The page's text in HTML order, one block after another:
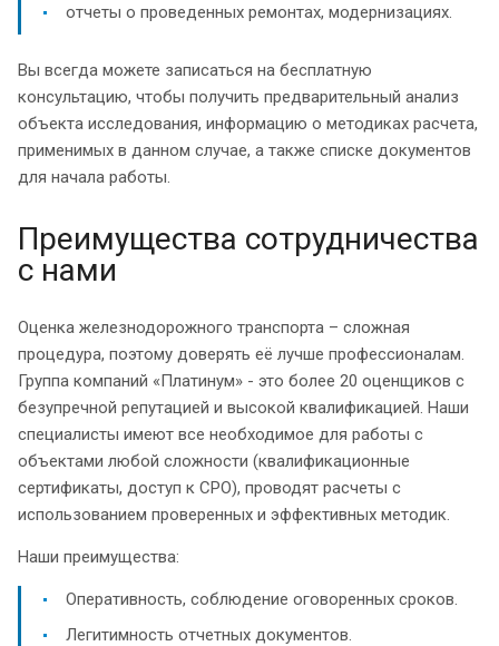
отчеты о проведенных ремонтах, модернизациях.
Вы всегда можете записаться на бесплатную
консультацию, чтобы получить предварительный анализ
объекта исследования, информацию о методиках расчета,
применимых в данном случае, а также списке документов
для начала работы.
Преимущества сотрудничества
с нами
Оценка железнодорожного транспорта – сложная
процедура, поэтому доверять её лучше профессионалам.
Группа компаний «Платинум» - это более 20 оценщиков с
безупречной репутацией и высокой квалификацией. Наши
специалисты имеют все необходимое для работы с
объектами любой сложности (квалификационные
сертификаты, доступ к СРО), проводят расчеты с
использованием проверенных и эффективных методик.
Наши преимущества:
Оперативность, соблюдение оговоренных сроков.
Легитимность отчетных документов.